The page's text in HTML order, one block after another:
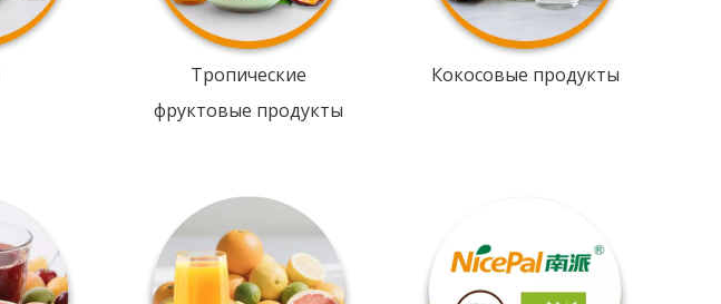
Тропические
фруктовые продукты
Кокосовые продукты